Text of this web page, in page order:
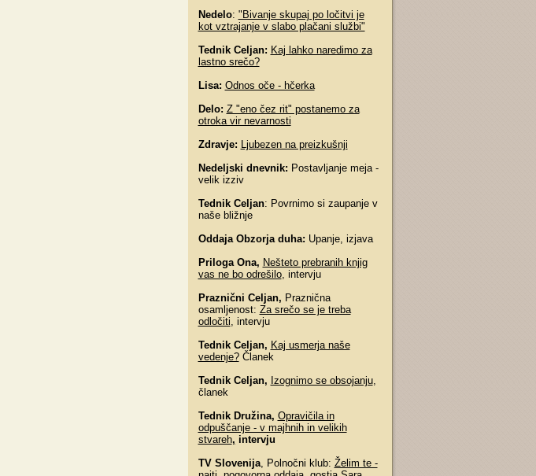
Nedelo: "Bivanje skupaj po ločitvi je
kot vztrajanje v slabo plačani službi"
Tednik Celjan: Kaj lahko naredimo za
lastno srečo?
Lisa: Odnos oče - hčerka
Delo: Z "eno čez rit" postanemo za
otroka vir nevarnosti
Zdravje: Ljubezen na preizkušnji
Nedeljski dnevnik: Postavljanje meja -
velik izziv
Tednik Celjan: Povrnimo si zaupanje v
naše bližnje
Oddaja Obzorja duha: Upanje, izjava
Priloga Ona, Nešteto prebranih knjig
vas ne bo odrešilo, intervju
Praznični Celjan, Praznična
osamljenost: Za srečo se je treba
odločiti, intervju
Tednik Celjan, Kaj usmerja naše
vedenje?Članek
Tednik Celjan, Izognimo se obsojanju,
članek
Tednik Družina, Opravičila in
odpuščanje - v majhnih in velikih
stvareh, intervju
TV Slovenija, Polnočni klub: Želim te -